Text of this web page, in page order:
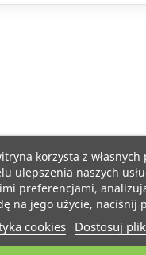
korzysta z
ulepszenia naszych
preferencjami,
na jego użycie, naciśnij
cookies Dostosuj